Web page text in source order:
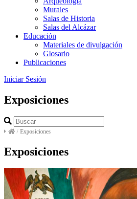
Murales
Salas de Historia
Salas del Alcázar
Educación
Materiales de divulgación
Glosario
Publicaciones
Iniciar Sesión
Exposiciones
/ Exposiciones
Exposiciones